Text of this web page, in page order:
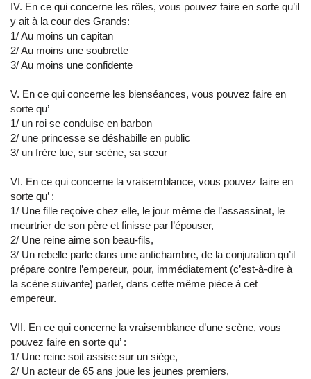
IV. En ce qui concerne les rôles, vous pouvez faire en sorte qu’il
y ait à la cour des Grands:
1/ Au moins un capitan
2/ Au moins une soubrette
3/ Au moins une confidente
V. En ce qui concerne les bienséances, vous pouvez faire en
sorte qu’
1/ un roi se conduise en barbon
2/ une princesse se déshabille en public
3/ un frère tue, sur scène, sa sœur
VI. En ce qui concerne la vraisemblance, vous pouvez faire en
sorte qu’ :
1/ Une fille reçoive chez elle, le jour même de l’assassinat, le
meurtrier de son père et finisse par l’épouser,
2/ Une reine aime son beau-fils,
3/ Un rebelle parle dans une antichambre, de la conjuration qu’il
prépare contre l’empereur, pour, immédiatement (c’est-à-dire à
la scène suivante) parler, dans cette même pièce à cet
empereur.
VII. En ce qui concerne la vraisemblance d’une scène, vous
pouvez faire en sorte qu’ :
1/ Une reine soit assise sur un siège,
2/ Un acteur de 65 ans joue les jeunes premiers,